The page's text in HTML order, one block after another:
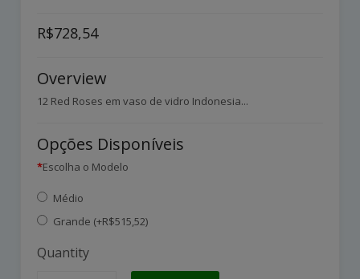
R$728,54
Overview
12 Red Roses em vaso de vidro Indonesia...
Opções Disponíveis
Escolha o Modelo
Médio
Grande (+R$515,52)
Quantity